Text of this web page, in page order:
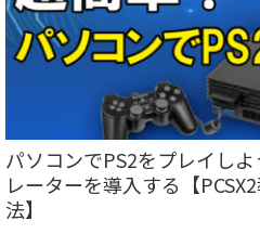
パソコンでPS2をプレイし
レーターを導入する【
法】